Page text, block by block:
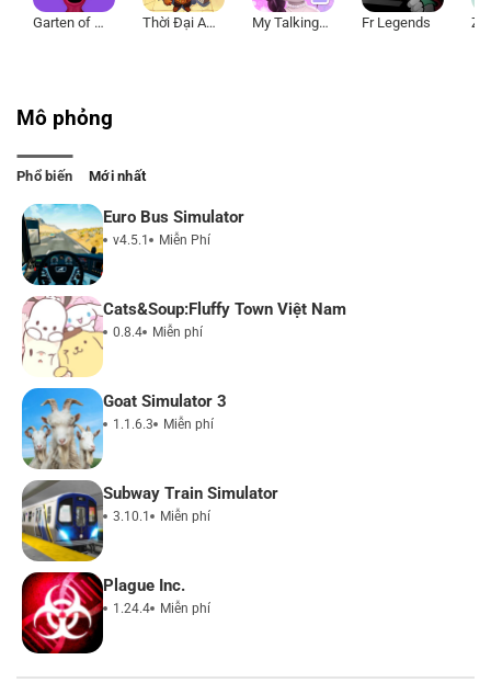
Garten of Banban 7 Thời Đại Anh Hùng My Talking Angela 2 Fr Legends
Mô phỏng
Phổ biến Mới nhất
Euro Bus Simulator
v4.5.1 Miễn Phí
Cats&Soup:Fluffy Town Việt Nam
0.8.4 Miễn phí
Goat Simulator 3
1.1.6.3 Miễn phí
Subway Train Simulator
3.10.1 Miễn phí
Plague Inc.
1.24.4 Miễn phí